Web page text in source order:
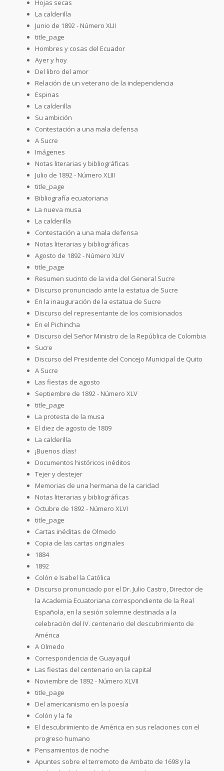
Hojas secas
La calderilla
Junio de 1892 - Número XLII
title_page
Hombres y cosas del Ecuador
Ayer y hoy
Del libro del amor
Relación de un veterano de la independencia
Espinas
La calderilla
Su ambición
Contestación a una mala defensa
A Sucre
Imágenes
Notas literarias y bibliográficas
Julio de 1892 - Número XLIII
title_page
Bibliografía ecuatoriana
La nueva musa
La calderilla
Contestación a una mala defensa
Notas literarias y bibliográficas
Agosto de 1892 - Número XLIV
title_page
Resumen sucinto de la vida del General Sucre
Discurso pronunciado ante la estatua de Sucre
En la inauguración de la estatua de Sucre
Discurso del representante de los comisionados
En el Pichincha
Discurso del Señor Ministro de la República de Colombia
Sucre
Discurso del Presidente del Concejo Municipal de Quito
A Sucre
Las fiestas de agosto
Septiembre de 1892 - Número XLV
title_page
La protesta de la musa
El diez de agosto de 1809
La calderilla
¡Buenos días!
Documentos históricos inéditos
Tejer y destejer
Memorias de una hermana de la caridad
Notas literarias y bibliográficas
Octubre de 1892 - Número XLVI
title_page
Cartas inéditas de Olmedo
Copia de las cartas originales
1884
1892
Colón e Isabel la Católica
Discurso pronunciado por el Dr. Julio Castro, Director de
la Academia Ecuatoriana correspondiente de la Real
Española, en la sesión solemne destinada a la
celebración del IV. centenario del descubrimiento de
América
A Olmedo
Correspondencia de Guayaquil
Las fiestas del centenario en la capital
Noviembre de 1892 - Número XLVII
title_page
Del americanismo en la poesía
Colón y la fe
El descubrimiento de América en sus relaciones con el
progreso humano
Pensamientos de noche
Apuntes sobre el terremoto de Ambato de 1698 y la